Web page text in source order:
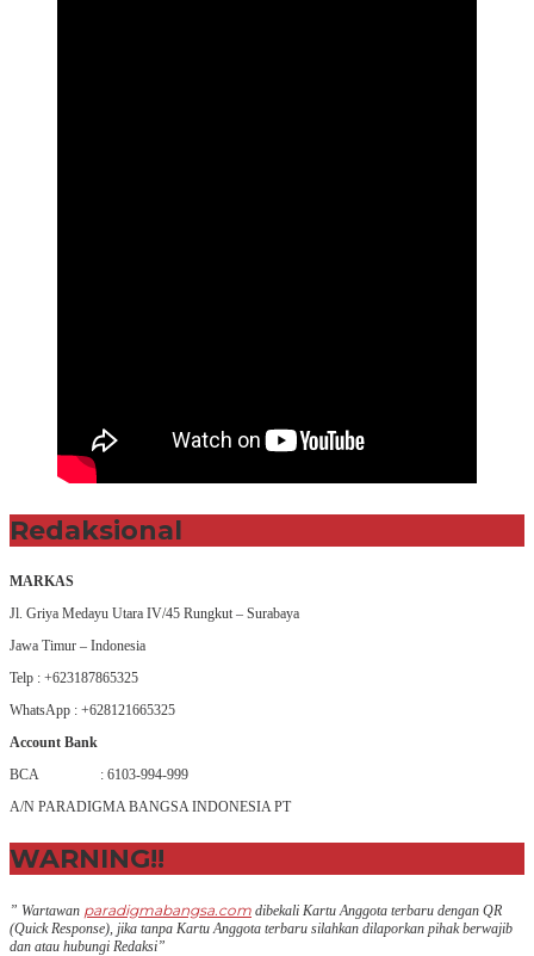
Redaksional
MARKAS
Jl. Griya Medayu Utara IV/45 Rungkut – Surabaya
Jawa Timur – Indonesia
Telp : +623187865325
WhatsApp : +628121665325
Account Bank
BCA : 6103-994-999
A/N PARADIGMA BANGSA INDONESIA PT
WARNING!!
” Wartawan paradigmabangsa.com dibekali Kartu Anggota terbaru dengan QR
(Quick Response), jika tanpa Kartu Anggota terbaru silahkan dilaporkan pihak berwajib
dan atau hubungi Redaksi”